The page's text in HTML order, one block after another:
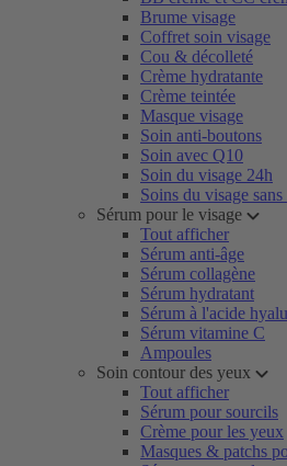
Brume visage
Coffret soin visage
Cou & décolleté
Crème hydratante
Crème teintée
Masque visage
Soin anti-boutons
Soin avec Q10
Soin du visage 24h
Soins du visage sans
Sérum pour le visage
Tout afficher
Sérum anti-âge
Sérum collagène
Sérum hydratant
Sérum à l'acide
Sérum vitamine C
Ampoules
Soin contour des yeux
Tout afficher
Sérum pour sourcils
Crème pour les yeux
Masques & patchs